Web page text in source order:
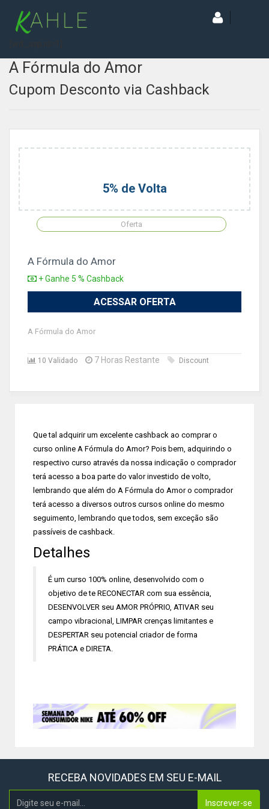
A Fórmula do Amor
Cupom Desconto via Cashback
5% de Volta
Oferta
A Fórmula do Amor
+ Ganhe 5 % Cashback
ACESSAR OFERTA
A Fórmula do Amor
10 Validado 7 Horas Restante Discount
Que tal adquirir um excelente cashback ao comprar o
curso online A Fórmula do Amor? Pois bem, adquirindo o
respectivo curso através da nossa indicação o comprador
terá acesso a boa parte do valor investido de volto,
lembrando que além do A Fórmula do Amor o comprador
terá acesso a diversos outros cursos online do mesmo
seguimento, lembrando que todos, sem exceção são
passíveis de cashback.
Detalhes
É um curso 100% online, desenvolvido com o
objetivo de te RECONECTAR com sua essência,
DESENVOLVER seu AMOR PRÓPRIO, ATIVAR seu
campo vibracional, LIMPAR crenças limitantes e
DESPERTAR seu potencial criador de forma
PRÁTICA e DIRETA.
RECEBA NOVIDADES EM SEU E-MAIL
Inscrever-se